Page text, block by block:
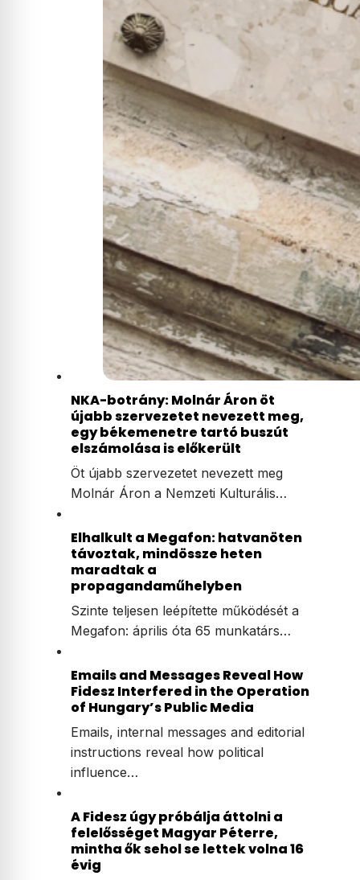
NKA-botrány: Molnár Áron öt
újabb szervezetet nevezett meg,
egy békemenetre tartó buszút
elszámolása is előkerült
Öt újabb szervezetet nevezett meg
Molnár Áron a Nemzeti Kulturális…
Elhalkult a Megafon: hatvanöten
távoztak, mindössze heten
maradtak a
propagandaműhelyben
Szinte teljesen leépítette működését a
Megafon: április óta 65 munkatárs…
Emails and Messages Reveal How
Fidesz Interfered in the Operation
of Hungary’s Public Media
Emails, internal messages and editorial
instructions reveal how political
influence…
A Fidesz úgy próbálja áttolni a
felelősséget Magyar Péterre,
mintha ők sehol se lettek volna 16
évig